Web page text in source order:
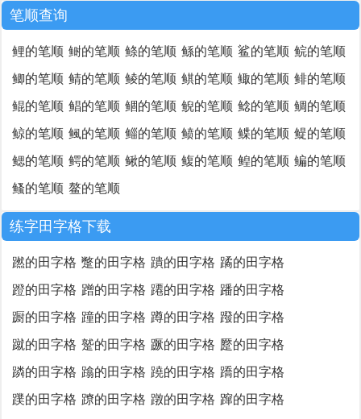
笔顺查询
鲤的笔顺 鲥的笔顺 鲦的笔顺 鲧的笔顺 鲨的笔顺 鲩的笔顺
鲫的笔顺 鲭的笔顺 鲮的笔顺 鲯的笔顺 鲰的笔顺 鲱的笔顺
鲲的笔顺 鲳的笔顺 鲴的笔顺 鲵的笔顺 鲶的笔顺 鲷的笔顺
鲸的笔顺 鲺的笔顺 鲻的笔顺 鲼的笔顺 鲽的笔顺 鳀的笔顺
鳃的笔顺 鳄的笔顺 鳅的笔顺 鳆的笔顺 鳇的笔顺 鳊的笔顺
鳋的笔顺 鳌的笔顺
练字田字格下载
蹨的田字格 蹩的田字格 蹪的田字格 蹫的田字格
蹬的田字格 蹭的田字格 蹮的田字格 蹯的田字格
蹰的田字格 蹱的田字格 蹲的田字格 蹳的田字格
蹴的田字格 蹵的田字格 蹶的田字格 蹷的田字格
蹸的田字格 蹹的田字格 蹺的田字格 蹻的田字格
蹼的田字格 蹽的田字格 蹾的田字格 蹿的田字格